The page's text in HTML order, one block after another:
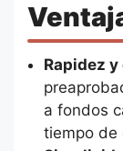
Rapidez
a fondos
tiempo de